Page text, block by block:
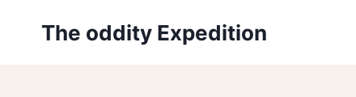
The oddity Expedition